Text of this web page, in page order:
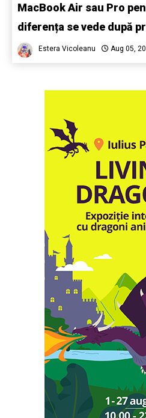
MacBook Air sau Pro
diferența se vede după
Estera Vicoleanu Aug 05,